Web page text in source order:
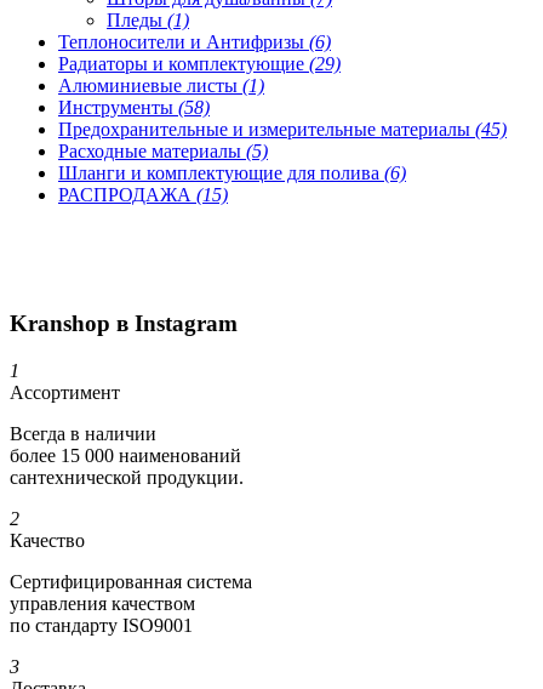
Пледы (1)
Теплоносители и Антифризы (6)
Радиаторы и комплектующие (29)
Алюминиевые листы (1)
Инструменты (58)
Предохранительные и измерительные материалы (45)
Расходные материалы (5)
Шланги и комплектующие для полива (6)
РАСПРОДАЖА (15)
Kranshop в Instagram
1
Ассортимент
Всегда в наличии
более 15 000 наименований
сантехнической продукции.
2
Качество
Сертифициро­ванная система
управления качеством
по стандарту ISO9001
3